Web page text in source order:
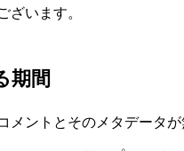
ざいます。
期間
メントとそのメタデータ